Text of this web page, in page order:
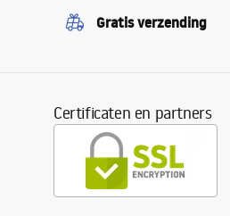
Gratis verzending
Certificaten en partners